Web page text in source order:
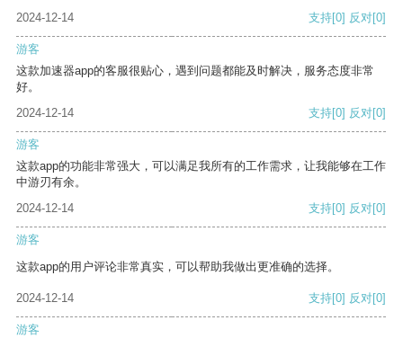
2024-12-14 支持[0] 反对[0]
游客
这款加速器app的客服很贴心，遇到问题都能及时解决，服务态度非常
好。
2024-12-14
支持[0] 反对[0]
游客
这款app的功能非常强大，可以满足我所有的工作需求，让我能够在工作
中游刃有余。
2024-12-14
支持[0] 反对[0]
游客
这款app的用户评论非常真实，可以帮助我做出更准确的选择。
2024-12-14 支持[0] 反对[0]
游客